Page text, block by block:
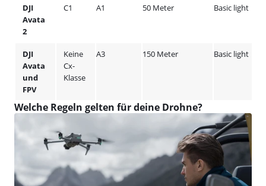
DJI
Avata
2
C1 A1 50 Meter Basic light
DJI
Avata
und
FPV
Keine
Cx-
Klasse
A3 150 Meter Basic light
Welche Regeln gelten für deine Drohne?